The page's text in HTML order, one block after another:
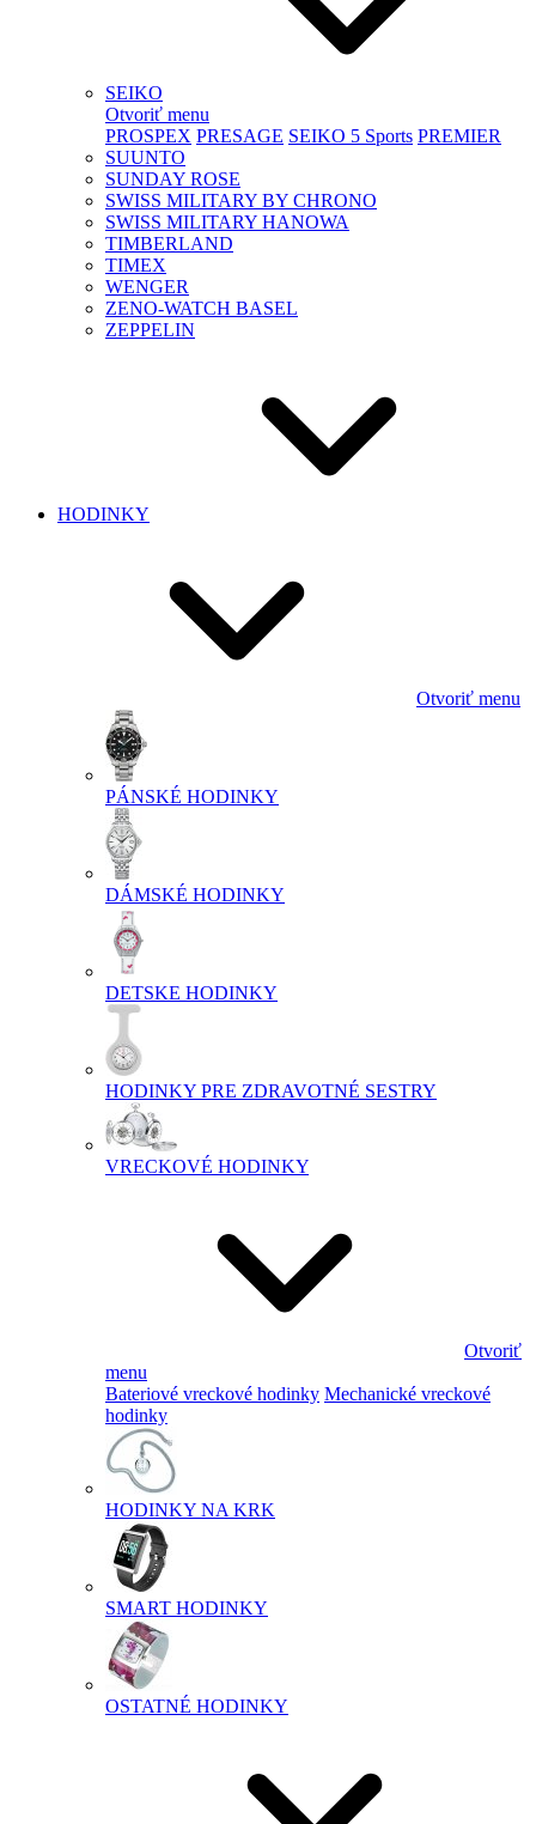
SEIKO
Otvoriť menu
PROSPEX PRESAGE SEIKO 5 Sports PREMIER
SUUNTO
SUNDAY ROSE
SWISS MILITARY BY CHRONO
SWISS MILITARY HANOWA
TIMBERLAND
TIMEX
WENGER
ZENO-WATCH BASEL
ZEPPELIN
HODINKY
Otvoriť menu
PÁNSKÉ HODINKY
DÁMSKÉ HODINKY
DETSKE HODINKY
HODINKY PRE ZDRAVOTNÉ SESTRY
VRECKOVÉ HODINKY
Otvoriť
menu
Bateriové vreckové hodinky Mechanické vreckové
hodinky
HODINKY NA KRK
SMART HODINKY
OSTATNÉ HODINKY